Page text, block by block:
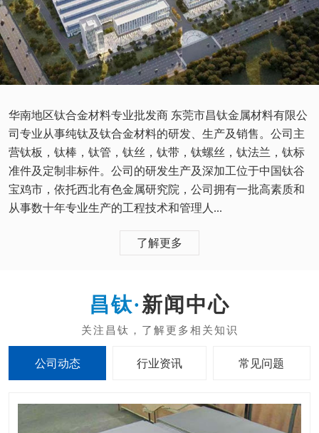
华南地区钛合金材料专业批发商 东莞市昌钛金属材料有限公
司专业从事纯钛及钛合金材料的研发、生产及销售。公司主
营钛板，钛棒，钛管，钛丝，钛带，钛螺丝，钛法兰，钛标
准件及定制非标件。公司的研发生产及深加工位于中国钛谷
宝鸡市，依托西北有色金属研究院，公司拥有一批高素质和
从事数十年专业生产的工程技术和管理人...
了解更多
新闻中心
公司动态 行业资讯 常见问题